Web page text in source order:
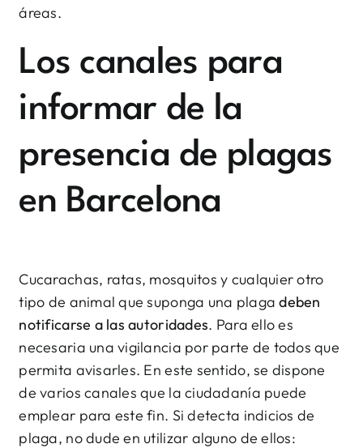
áreas.
Los canales para
informar de la
presencia de plagas
en Barcelona
Cucarachas, ratas, mosquitos y cualquier otro
tipo de animal que suponga una plagadeben
notificarse a las autoridades. Para ello es
necesaria una vigilancia por parte de todos que
permita avisarles. En este sentido, se dispone
de varios canales que la ciudadanía puede
emplear para este fin. Si detecta indicios de
plaga, no dude en utilizar alguno de ellos: